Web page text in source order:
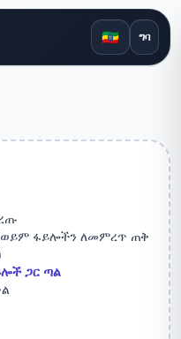
🇪🇹 ግባ
ፋይሎችን ለመምረጥ ጠቅ
ጋር ጣል